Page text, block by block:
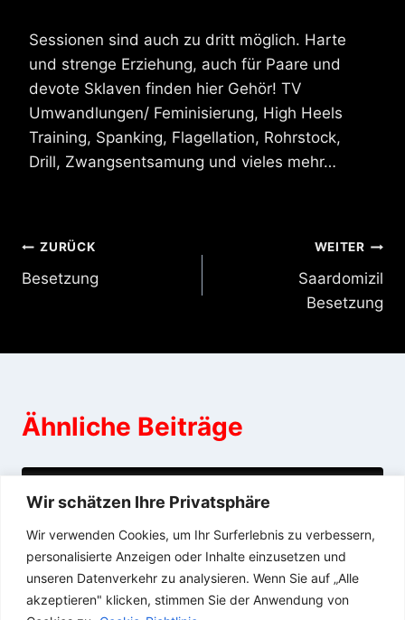
Wir schätzen Ihre Privatsphäre
Wir verwenden Cookies, um Ihr Surferlebnis zu verbessern,
personalisierte Anzeigen oder Inhalte einzusetzen und
unseren Datenverkehr zu analysieren. Wenn Sie auf „Alle
akzeptieren" klicken, stimmen Sie der Anwendung von
Sessionen sind auch zu dritt möglich. Harte
und strenge Erziehung, auch für Paare und
devote Sklaven finden hier Gehör! TV
Umwandlungen/ Feminisierung, High Heels
Training, Spanking, Flagellation, Rohrstock,
Drill, Zwangsentsamung und vieles mehr…
Beitragsnavigation
ZURÜCK
Besetzung
WEITER
Saardomizil
Besetzung
Ähnliche Beiträge
Aktuelle Situation
30/04/2020